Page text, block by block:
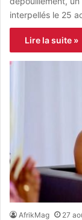
interpellés le 25
Lire la suite »
AfrikMag 27